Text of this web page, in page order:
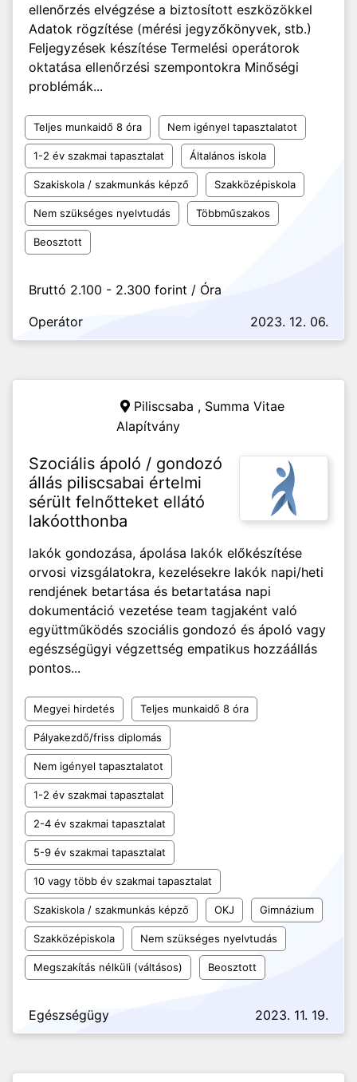
ellenőrzés elvégzése a biztosított eszközökkel
Adatok rögzítése (mérési jegyzőkönyvek, stb.)
Feljegyzések készítése Termelési operátorok
oktatása ellenőrzési szempontokra Minőségi
problémák...
Teljes munkaidő 8 óra Nem igényel tapasztalatot
1-2 év szakmai tapasztalat Általános iskola
Szakiskola / szakmunkás képző Szakközépiskola
Nem szükséges nyelvtudás Többműszakos
Beosztott
Bruttó 2.100 - 2.300 forint / Óra
Operátor
2023. 12. 06.
Piliscsaba , Summa Vitae
Alapítvány
Szociális ápoló / gondozó
állás piliscsabai értelmi
sérült felnőtteket ellátó
lakóotthonba
lakók gondozása, ápolása lakók előkészítése
orvosi vizsgálatokra, kezelésekre lakók napi/heti
rendjének betartása és betartatása napi
dokumentáció vezetése team tagjaként való
együttműködés szociális gondozó és ápoló vagy
egészségügyi végzettség empatikus hozzáállás
pontos...
Megyei hirdetés Teljes munkaidő 8 óra
Pályakezdő/friss diplomás
Nem igényel tapasztalatot
1-2 év szakmai tapasztalat
2-4 év szakmai tapasztalat
5-9 év szakmai tapasztalat
10 vagy több év szakmai tapasztalat
Szakiskola / szakmunkás képző OKJ Gimnázium
Szakközépiskola Nem szükséges nyelvtudás
Megszakítás nélküli (váltásos) Beosztott
Egészségügy 2023. 11. 19.